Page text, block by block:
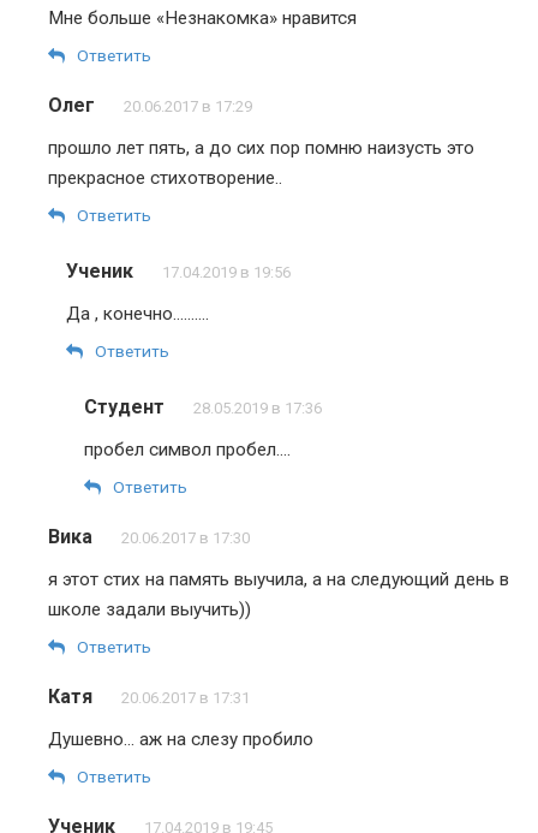
Мне больше «Незнакомка» нравится
Ответить
Олег 20.06.2017 в 17:29
прошло лет пять, а до сих пор помню наизусть это
прекрасное стихотворение..
Ответить
Ученик 17.04.2019 в 19:56
Да , конечно……….
Ответить
Студент 28.05.2019 в 17:36
пробел символ пробел….
Ответить
Вика 20.06.2017 в 17:30
я этот стих на память выучила, а на следующий день в
школе задали выучить))
Ответить
Катя 20.06.2017 в 17:31
Душевно… аж на слезу пробило
Ответить
Ученик 17.04.2019 в 19:45